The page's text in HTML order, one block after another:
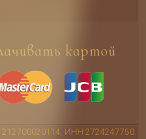
картой
ИНН 2724247750.